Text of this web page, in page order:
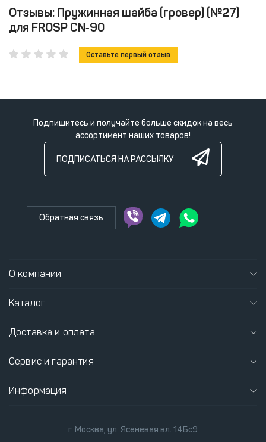
Отзывы: Пружинная шайба (гровер) (№27)
для FROSP CN‑90
Оставьте первый отзыв
Подпишитесь и получайте больше скидок на весь
ассортимент наших товаров!
ПОДПИСАТЬСЯ НА РАССЫЛКУ
Обратная связь
О компании
Каталог
Доставка и оплата
Сервис и гарантия
Информация
г. Москва, ул. Ясеневая вл. 14Бс9